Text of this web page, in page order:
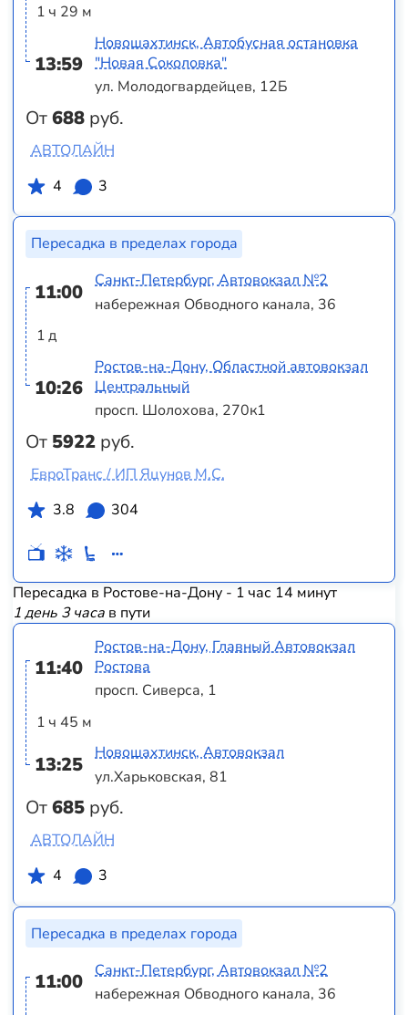
1 ч 29 м
13:59
От688 руб.
Новошахтинск, Автобусная остановка
"Новая Соколовка"
ул. Молодогвардейцев, 12Б
АВТОЛАЙН
4
3
Пересадка в пределах города
11:00
1 д
10:26
От 5922 руб.
Санкт-Петербург, Автовокзал №2
набережная Обводного канала, 36
Ростов-на-Дону, Областной автовокзал
Центральный
просп. Шолохова, 270к1
ЕвроТранс / ИП Яцунов М.С.
3.8
304
Пересадка в Ростове-на-Дону - 1 час 14 минут
1 день 3 часав пути
11:40
1 ч 45 м
13:25
От685 руб.
Ростов-на-Дону, Главный Автовокзал
Ростова
просп. Сиверса, 1
Новошахтинск, Автовокзал
ул.Харьковская, 81
АВТОЛАЙН
4
3
Пересадка в пределах города
11:00
Санкт-Петербург, Автовокзал №2
набережная Обводного канала, 36